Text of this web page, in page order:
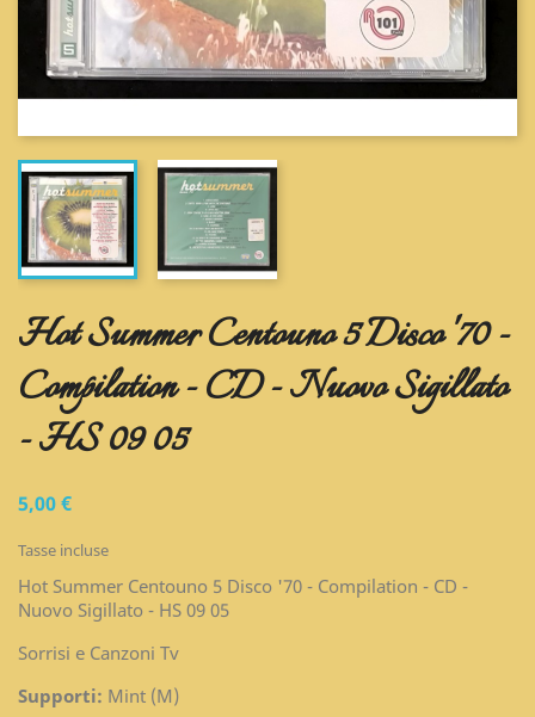
Hot Summer Centouno 5 Disco '70 -
Compilation - CD - Nuovo Sigillato
- HS 09 05
5,00 €
Tasse incluse
Hot Summer Centouno 5 Disco '70 - Compilation - CD -
Nuovo Sigillato - HS 09 05
Sorrisi e Canzoni Tv
Supporti: Mint (M)